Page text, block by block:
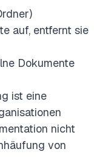
auf, entfernt sie
Dokumente
ist eine
nicht
von